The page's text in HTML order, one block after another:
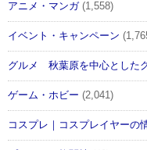
アニメ・マンガ(1,558)
イベント・キャンペーン
グルメ 秋葉原を中心とした
ゲーム・ホビー (2,041)
コスプレ｜コスプレイヤーの